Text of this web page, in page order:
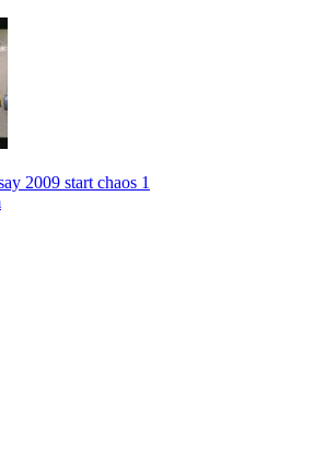
2009 start chaos 1